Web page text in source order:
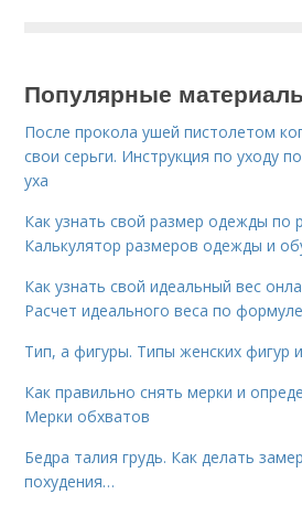
Популярные
После прокола ушей пистолетом
свои серьги. Инструкция по уходу
уха
Как узнать свой размер одежды по
Калькулятор размеров одежды и
Как узнать свой идеальный вес
Расчет идеального веса по
Тип, а фигуры. Типы женских фигур
Как правильно снять мерки и
Мерки обхватов
Бедра талия грудь. Как делать
похудения…